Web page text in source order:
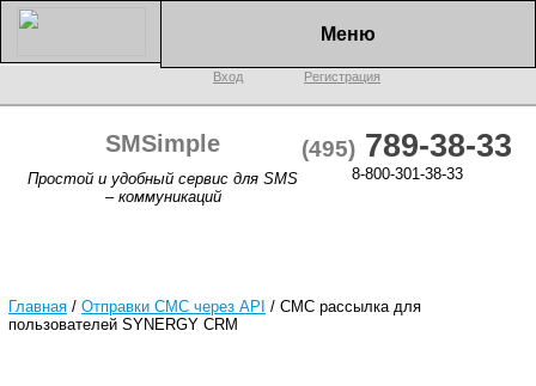
Вход Регистрация
SMSimple
Простой и удобный сервис для SMS
– коммуникаций
(495) 789-38-33
8-800-301-38-33
Меню
Главная / Отправки СМС через API / СМС рассылка для
пользователей SYNERGY CRM